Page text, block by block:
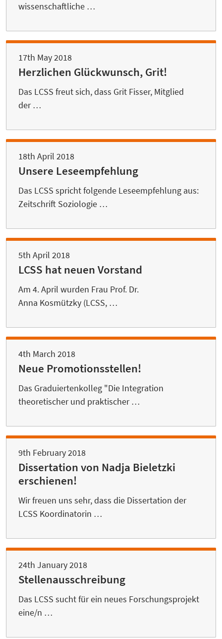
wissenschaftliche …
17th May 2018
Herzlichen Glückwunsch, Grit!
Das LCSS freut sich, dass Grit Fisser, Mitglied
der …
18th April 2018
Unsere Leseempfehlung
Das LCSS spricht folgende Leseempfehlung aus:
Zeitschrift Soziologie …
5th April 2018
LCSS hat neuen Vorstand
Am 4. April wurden Frau Prof. Dr.
Anna Kosmützky (LCSS, …
4th March 2018
Neue Promotionsstellen!
Das Graduiertenkolleg "Die Integration
theoretischer und praktischer …
9th February 2018
Dissertation von Nadja Bieletzki
erschienen!
Wir freuen uns sehr, dass die Dissertation der
LCSS Koordinatorin …
24th January 2018
Stellenausschreibung
Das LCSS sucht für ein neues Forschungsprojekt
eine/n …